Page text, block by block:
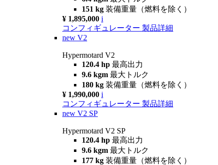
151 kg 装備重量（燃料を除く）
¥ 1,895,000 i
コンフィギュレーター 製品詳細
new V2
Hypermotard V2
120.4 hp 最高出力
9.6 kgm 最大トルク
180 kg 装備重量（燃料を除く）
¥ 1,990,000 i
コンフィギュレーター 製品詳細
new V2 SP
Hypermotard V2 SP
120.4 hp 最高出力
9.6 kgm 最大トルク
177 kg 装備重量（燃料を除く）